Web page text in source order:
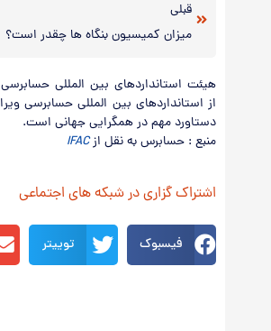
قبلی
میزان کمیسیون بنگاه ها چقدر است؟
دستاورد مهم در همگرایی جهانی است.
منبع : حسابرس به نقل ازIFAC
اشتراک گزاری در شبکه های اجتماعی
فیسبوک توییتر